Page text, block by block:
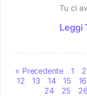
Tu ci
Leggi
« Precedente 1 2
12
13 14 15 16
24
25 26